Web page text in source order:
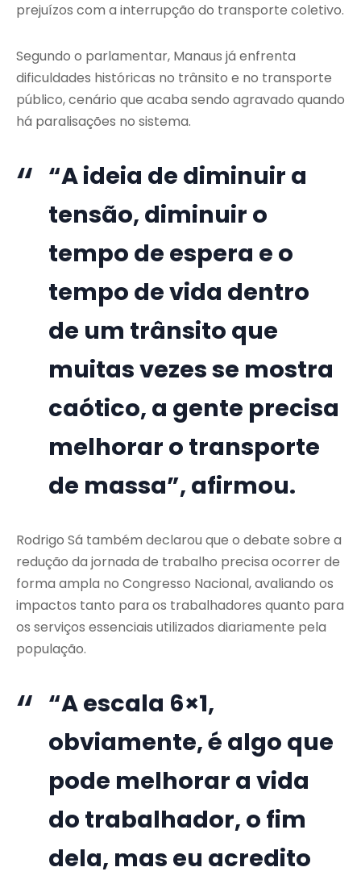
prejuízos com a interrupção do transporte coletivo.
Segundo o parlamentar, Manaus já enfrenta
dificuldades históricas no trânsito e no transporte
público, cenário que acaba sendo agravado quando
há paralisações no sistema.
“A ideia de diminuir a
tensão, diminuir o
tempo de espera e o
tempo de vida dentro
de um trânsito que
muitas vezes se mostra
caótico, a gente precisa
melhorar o transporte
de massa”, afirmou.
Rodrigo Sá também declarou que o debate sobre a
redução da jornada de trabalho precisa ocorrer de
forma ampla no Congresso Nacional, avaliando os
impactos tanto para os trabalhadores quanto para
os serviços essenciais utilizados diariamente pela
população.
“A escala 6×1,
obviamente, é algo que
pode melhorar a vida
do trabalhador, o fim
dela, mas eu acredito